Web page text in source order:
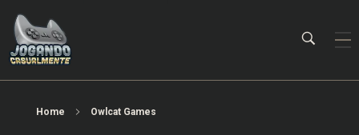
Home Owlcat Games